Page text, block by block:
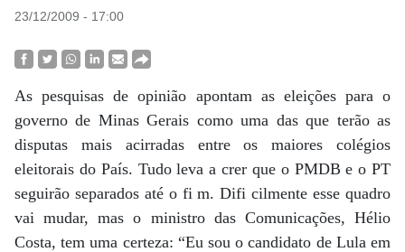
23/12/2009 - 17:00
As pesquisas de opinião apontam as eleições para o
governo de Minas Gerais como uma das que terão as
disputas mais acirradas entre os maiores colégios
eleitorais do País. Tudo leva a crer que o PMDB e o PT
seguirão separados até o fi m. Difi cilmente esse quadro
vai mudar, mas o ministro das Comunicações, Hélio
Costa, tem uma certeza: “Eu sou o candidato de Lula em